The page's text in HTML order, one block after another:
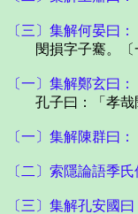
〔三〕集解何晏曰
閔損字子騫。〔
〔一〕集解鄭玄曰
孔子曰：「孝哉閔
〔一〕集解陳群曰
〔二〕索隱論語季
〔三〕集解孔安國